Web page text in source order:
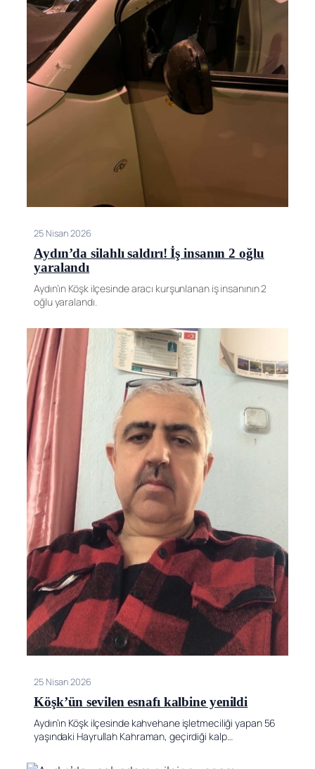
25 Nisan 2026
Aydın’da silahlı saldırı! İş insanın 2 oğlu
yaralandı
Aydın’ın Köşk ilçesinde aracı kurşunlanan iş insanının 2
oğlu yaralandı.
25 Nisan 2026
Köşk’ün sevilen esnafı kalbine yenildi
Aydın’ın Köşk ilçesinde kahvehane işletmeciliği yapan 56
yaşındaki Hayrullah Kahraman, geçirdiği kalp…